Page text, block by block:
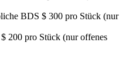
BDS $ 300 pro Stück (nur
200 pro Stück (nur offenes